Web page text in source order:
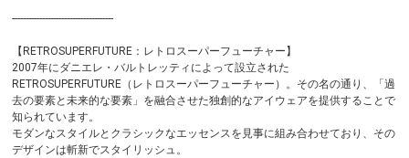
-------------------------------------
【RETROSUPERFUTURE：レトロスーパーフューチャー】
2007年にダニエレ・バルトレッティによって設立された
RETROSUPERFUTURE（レトロスーパーフューチャー）。その名の通り、「過
去の要素と未来的な要素」を融合させた独創的なアイウェアを提供することで
知られています。
モダンなスタイルとクラシックなエッセンスを見事に組み合わせており、その
デザインは斬新でスタイリッシュ。